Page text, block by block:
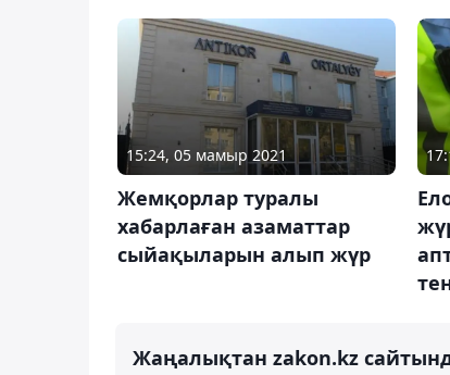
15:24, 05 мамыр 2021
Жемқорлар туралы
хабарлаған азаматтар
сыйақыларын алып жүр
Жаңалықтан zakon.kz